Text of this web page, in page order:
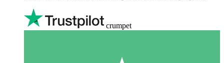
crumpet